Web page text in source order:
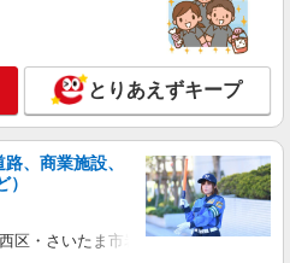
とりあえずキープ
、商業施設、
区・さいたま市岩槻区・久喜市・蓮田